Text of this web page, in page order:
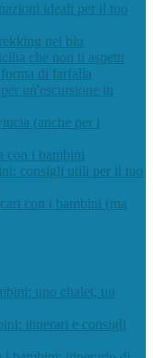
ideali per il tuo
nel blu
che non ti aspetti
di farfalla
un'escursione in
(anche per i
con i bambini
consigli utili per il tuo
con i bambini (ma
uno chalet, un
itinerari e consigli